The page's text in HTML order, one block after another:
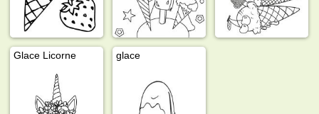
Glace Licorne glace